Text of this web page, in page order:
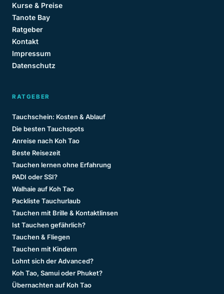
Kurse & Preise
Tanote Bay
Ratgeber
Kontakt
Impressum
Datenschutz
RATGEBER
Tauchschein: Kosten & Ablauf
Die besten Tauchspots
Anreise nach Koh Tao
Beste Reisezeit
Tauchen lernen ohne Erfahrung
PADI oder SSI?
Walhaie auf Koh Tao
Packliste Tauchurlaub
Tauchen mit Brille & Kontaktlinsen
Ist Tauchen gefährlich?
Tauchen & Fliegen
Tauchen mit Kindern
Lohnt sich der Advanced?
Koh Tao, Samui oder Phuket?
Übernachten auf Koh Tao